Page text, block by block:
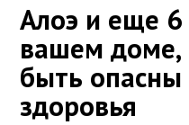
Алоэ и еще 6
вашем доме,
быть
здоровья